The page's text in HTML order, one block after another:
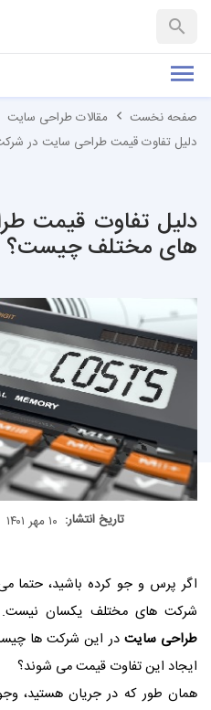
صفحه نخست
مقالات طراحی سایت
دلیل تفاوت قیمت طراحی سایت در
دلیل تفاوت قیمت
های مختلف چیست؟
تاریخ انتشار: ۱۰ مهر ۱۴۰۱
اگر پرس و جو کرده باشید، حتما
شرکت های مختلف یکسان نیست.
طراحی سایت در این شرکت ها
ایجاد این تفاوت قیمت می شوند؟
همان طور که در جریان هستید،